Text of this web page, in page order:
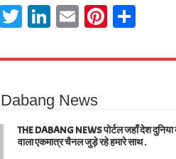
Fa T
tt
Li
ed
E
ail
Pi
er e
News
THE DABANG NEWS पोर्टल जहाँ देश
वाला एकमात्र चैनल जुड़े रहे हमारे साथ .